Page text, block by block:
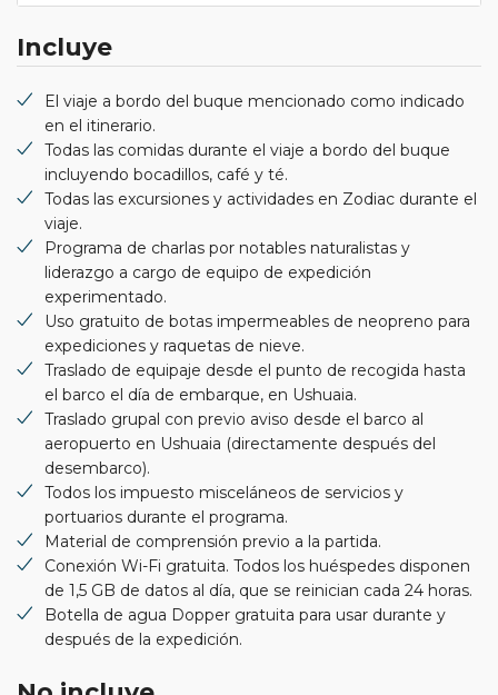
Incluye
El viaje a bordo del buque mencionado como indicado
en el itinerario.
Todas las comidas durante el viaje a bordo del buque
incluyendo bocadillos, café y té.
Todas las excursiones y actividades en Zodiac durante el
viaje.
Programa de charlas por notables naturalistas y
liderazgo a cargo de equipo de expedición
experimentado.
Uso gratuito de botas impermeables de neopreno para
expediciones y raquetas de nieve.
Traslado de equipaje desde el punto de recogida hasta
el barco el día de embarque, en Ushuaia.
Traslado grupal con previo aviso desde el barco al
aeropuerto en Ushuaia (directamente después del
desembarco).
Todos los impuesto misceláneos de servicios y
portuarios durante el programa.
Material de comprensión previo a la partida.
Conexión Wi-Fi gratuita. Todos los huéspedes disponen
de 1,5 GB de datos al día, que se reinician cada 24 horas.
Botella de agua Dopper gratuita para usar durante y
después de la expedición.